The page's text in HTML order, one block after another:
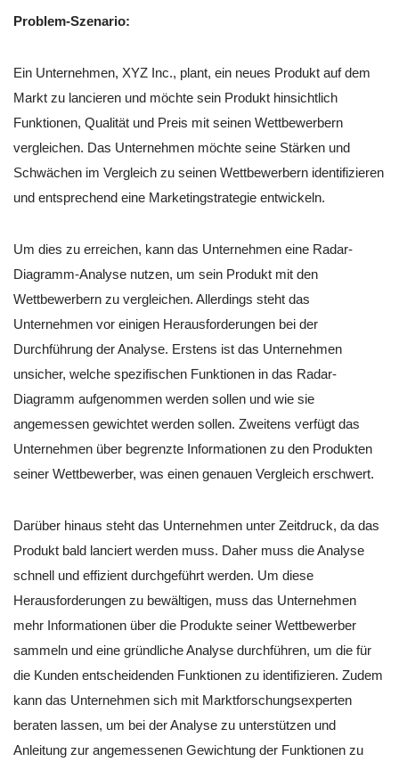
Problem-Szenario:
Ein Unternehmen, XYZ Inc., plant, ein neues Produkt auf dem
Markt zu lancieren und möchte sein Produkt hinsichtlich
Funktionen, Qualität und Preis mit seinen Wettbewerbern
vergleichen. Das Unternehmen möchte seine Stärken und
Schwächen im Vergleich zu seinen Wettbewerbern identifizieren
und entsprechend eine Marketingstrategie entwickeln.
Um dies zu erreichen, kann das Unternehmen eine Radar-
Diagramm-Analyse nutzen, um sein Produkt mit den
Wettbewerbern zu vergleichen. Allerdings steht das
Unternehmen vor einigen Herausforderungen bei der
Durchführung der Analyse. Erstens ist das Unternehmen
unsicher, welche spezifischen Funktionen in das Radar-
Diagramm aufgenommen werden sollen und wie sie
angemessen gewichtet werden sollen. Zweitens verfügt das
Unternehmen über begrenzte Informationen zu den Produkten
seiner Wettbewerber, was einen genauen Vergleich erschwert.
Darüber hinaus steht das Unternehmen unter Zeitdruck, da das
Produkt bald lanciert werden muss. Daher muss die Analyse
schnell und effizient durchgeführt werden. Um diese
Herausforderungen zu bewältigen, muss das Unternehmen
mehr Informationen über die Produkte seiner Wettbewerber
sammeln und eine gründliche Analyse durchführen, um die für
die Kunden entscheidenden Funktionen zu identifizieren. Zudem
kann das Unternehmen sich mit Marktforschungsexperten
beraten lassen, um bei der Analyse zu unterstützen und
Anleitung zur angemessenen Gewichtung der Funktionen zu